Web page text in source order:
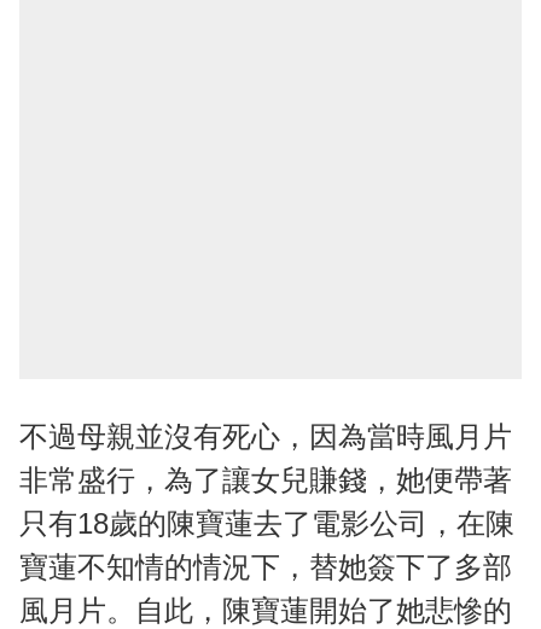
不過母親並沒有死心，因為當時風月片
非常盛行，為了讓女兒賺錢，她便帶著
只有18歲的陳寶蓮去了電影公司，在陳
寶蓮不知情的情況下，替她簽下了多部
風月片。自此，陳寶蓮開始了她悲慘的